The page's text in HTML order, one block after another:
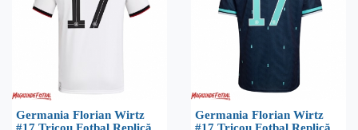
Germania Florian Wirtz
Germania Florian Wirtz